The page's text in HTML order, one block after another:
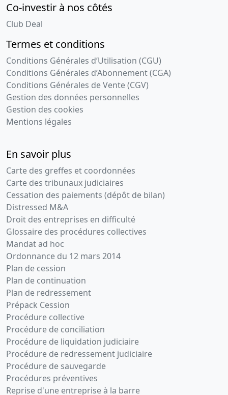
Co-investir à nos côtés
Club Deal
Termes et conditions
Conditions Générales d’Utilisation (CGU)
Conditions Générales d’Abonnement (CGA)
Conditions Générales de Vente (CGV)
Gestion des données personnelles
Gestion des cookies
Mentions légales
En savoir plus
Carte des greffes et coordonnées
Carte des tribunaux judiciaires
Cessation des paiements (dépôt de bilan)
Distressed M&A
Droit des entreprises en difficulté
Glossaire des procédures collectives
Mandat ad hoc
Ordonnance du 12 mars 2014
Plan de cession
Plan de continuation
Plan de redressement
Prépack Cession
Procédure collective
Procédure de conciliation
Procédure de liquidation judiciaire
Procédure de redressement judiciaire
Procédure de sauvegarde
Procédures préventives
Reprise d'une entreprise à la barre